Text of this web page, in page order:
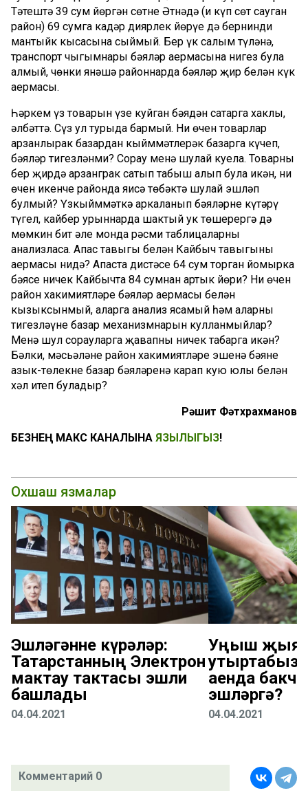
Тәтештә 39 сум йөргән сөтнең Әтнәдә (иң күп сөт сауган
район) 69 сумга кадәр диярлек йөрүе дә бернинди
мантыйк кысасына сыймый. Бер үк салым түләнә,
транспорт чыгымнары бәяләр аермасына нигез була
алмый, чөнки янәшә районнарда бәяләр җир белән күк
аермасы.
Һәркем үз товарын үзе куйган бәядән сатарга хаклы,
әлбәттә. Сүз ул турыда бармый. Ни өчен товарлар
арзанлырак базардан кыйммәтлерәк базарга күчеп,
бәяләр тигезләнми? Сорау менә шулай куела. Товарны
бер җирдә арзанграк сатып табыш алып була икән, ни
өчен икенче районда яисә төбәктә шулай эшләп
булмый? Үзкыйммәткә аркаланып бәяләрне күтәрү
түгел, кайбер урыннарда шактый ук төшерергә дә
мөмкин бит әле монда рәсми таблицаларны
анализласаң. Апас тавыгы белән Кайбыч тавыгының
аермасы нидә? Апаста дистәсе 64 сум торган йомырка
бәясе ничек Кайбычта 84 сумнан артык йөри? Ни өчен
район хакимиятләре бәяләр аермасы белән
кызыксынмый, аларга анализ ясамый һәм аларны
тигезләүнең базар механизмнарын кулланмыйлар?
Менә шул сорауларга җавапны ничек табарга икән?
Бәлки, мәсьәләне район хакимиятләре эшенә бәяне
азык-төлекнең базар бәяләренә карап кую юлы белән
хәл итеп буладыр?
Рәшит Фәтхрахманов
БЕЗНЕҢ МАКС КАНАЛЫНА ЯЗЫЛЫГЫЗ!
Охшаш язмалар
Эшләгәнне күрәләр:
Татарстанның Электрон
мактау тактасы эшли
башлады
04.04.2021
Уңыш
утыртабыз:
аенда
эшләргә?
04.04.2021
Комментарий 0